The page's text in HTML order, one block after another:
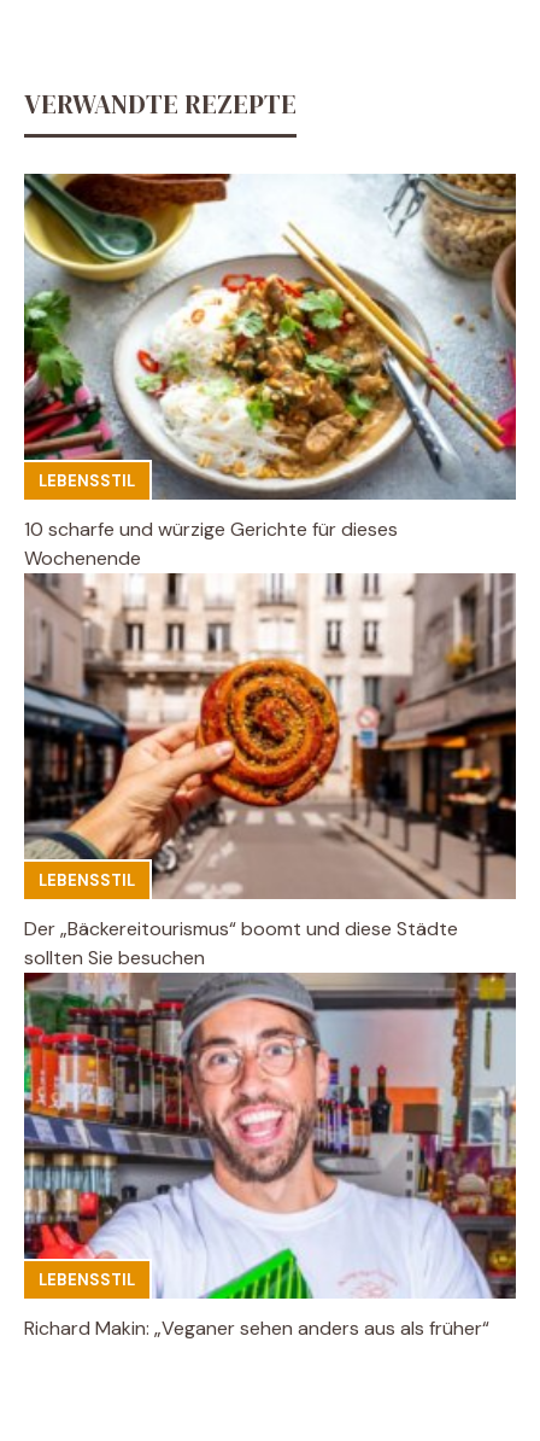
VERWANDTE REZEPTE
LEBENSSTIL
10 scharfe und würzige Gerichte für dieses
Wochenende
LEBENSSTIL
Der „Bäckereitourismus“ boomt und diese Städte
sollten Sie besuchen
LEBENSSTIL
Richard Makin: „Veganer sehen anders aus als früher“